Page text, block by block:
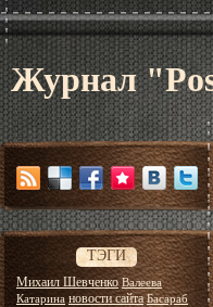
Журнал
ТЭГИ
Михаил Шевченко Валеева
Катарина новости сайта Басараб